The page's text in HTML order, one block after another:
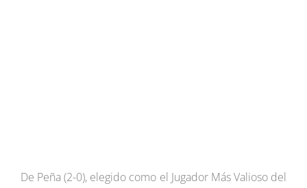
De Peña (2-0), elegido como el Jugador Más Valioso del